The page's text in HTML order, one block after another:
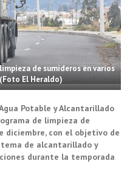
de sumideros en varios
El Heraldo)
Potable y Alcantarillado
de limpieza de
diciembre, con el objetivo de
de alcantarillado y
durante la temporada